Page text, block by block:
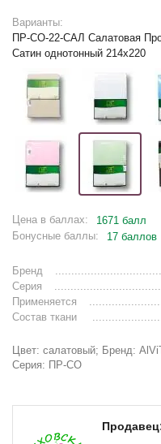
Варианты:
ПР-СО-22-САЛ Салатовая
Сатин однотонный 214х220
Цена в баллах:
1671 балл
Бонусные баллы:
17 баллов
Бренд
Серия
Применяется
Состав ткани
Цвет: салатовый; Бренд:
Серия: ПР-СО